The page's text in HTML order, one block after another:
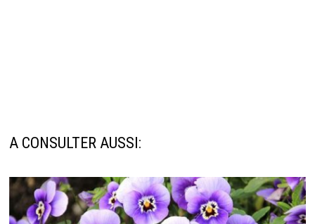
A CONSULTER AUSSI: